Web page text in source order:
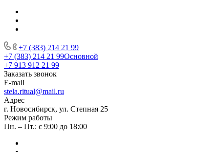
+7 (383) 214 21 99
+7 (383) 214 21 99Основной
+7 913 912 21 99
Заказать звонок
E-mail
stela.ritual@mail.ru
Адрес
г. Новосибирск, ул. Степная 25
Режим работы
Пн. – Пт.: с 9:00 до 18:00